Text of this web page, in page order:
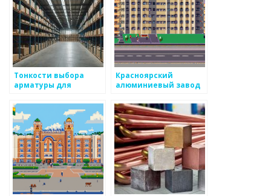
Тонкости выбора
арматуры для
Красноярский
алюминиевый завод